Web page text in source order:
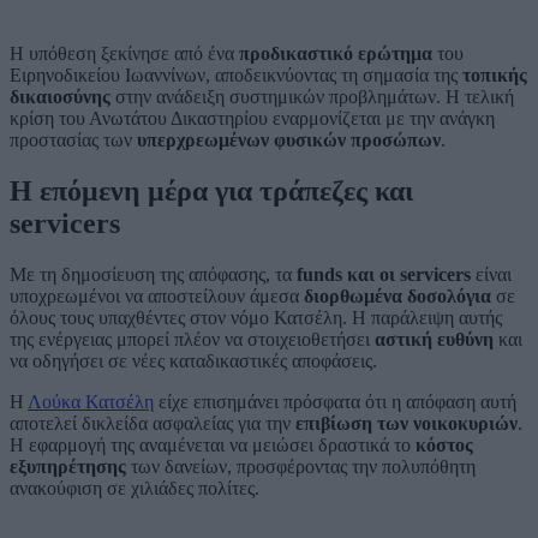
Η υπόθεση ξεκίνησε από ένα προδικαστικό ερώτημα του
Ειρηνοδικείου Ιωαννίνων, αποδεικνύοντας τη σημασία της τοπικής
δικαιοσύνης στην ανάδειξη συστημικών προβλημάτων. Η τελική
κρίση του Ανωτάτου Δικαστηρίου εναρμονίζεται με την ανάγκη
προστασίας των υπερχρεωμένων φυσικών προσώπων.
Η επόμενη μέρα για τράπεζες και
servicers
Με τη δημοσίευση της απόφασης, τα funds και οι servicers είναι
υποχρεωμένοι να αποστείλουν άμεσα διορθωμένα δοσολόγια σε
όλους τους υπαχθέντες στον νόμο Κατσέλη. Η παράλειψη αυτής
της ενέργειας μπορεί πλέον να στοιχειοθετήσει αστική ευθύνη και
να οδηγήσει σε νέες καταδικαστικές αποφάσεις.
Η Λούκα Κατσέλη είχε επισημάνει πρόσφατα ότι η απόφαση αυτή
αποτελεί δικλείδα ασφαλείας για την επιβίωση των νοικοκυριών.
Η εφαρμογή της αναμένεται να μειώσει δραστικά το κόστος
εξυπηρέτησης των δανείων, προσφέροντας την πολυπόθητη
ανακούφιση σε χιλιάδες πολίτες.